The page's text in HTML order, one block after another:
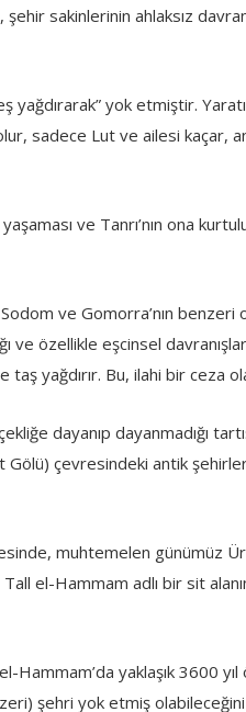
sakinlerinin ahlaksız
yok etmiştir.
sadece Lut ve ailesi kaçar,
ve Tanrı’nın ona
ve Gomorra’nın benzeri
ve özellikle eşcinsel
yağdırır. Bu, ilahi bir ceza
dayanıp dayanmadığı
çevresindeki antik
muhtemelen günümüz
el-Hammam adlı bir sit
Hammam’da yaklaşık 3600
şehri yok etmiş